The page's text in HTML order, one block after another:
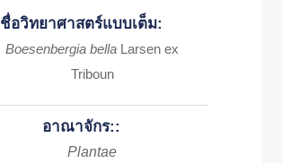
ชื่อวิทยาศาสตร์แบบเต็ม:
Boesenbergia bella
Larsen ex
Triboun
อาณาจักร::
Plantae